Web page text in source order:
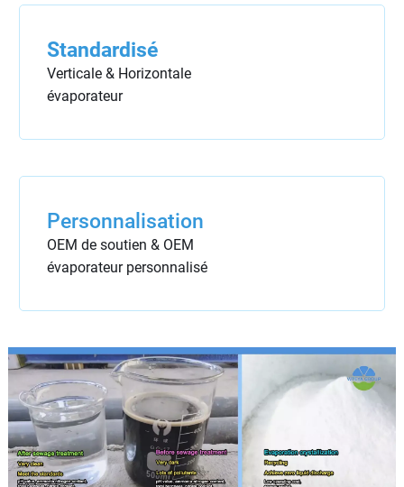
Standardisé
Verticale & Horizontale
évaporateur
Personnalisation
OEM de soutien & OEM
évaporateur personnalisé